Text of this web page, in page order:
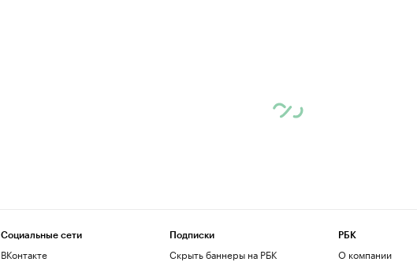
Социальные сети
ВКонтакте
Подписки
Скрыть баннеры на РБК
РБК
О компании